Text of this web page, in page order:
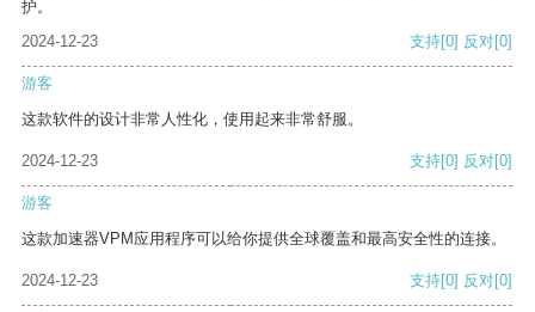
护。
2024-12-23
支持[0] 反对[0]
游客
这款软件的设计非常人性化，使用起来非常舒服。
2024-12-23 支持[0] 反对[0]
游客
这款加速器VPM应用程序可以给你提供全球覆盖和最高安全性的连接。
2024-12-23 支持[0] 反对[0]